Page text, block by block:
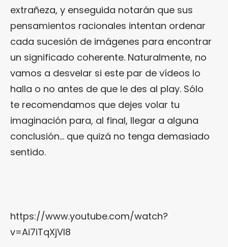
extrañeza, y enseguida notarán que sus
pensamientos racionales intentan ordenar
cada sucesión de imágenes para encontrar
un significado coherente. Naturalmente, no
vamos a desvelar si este par de vídeos lo
halla o no antes de que le des al play. Sólo
te recomendamos que dejes volar tu
imaginación para, al final, llegar a alguna
conclusión… que quizá no tenga demasiado
sentido.
https://www.youtube.com/watch?
v=Ai7iTqXjVI8